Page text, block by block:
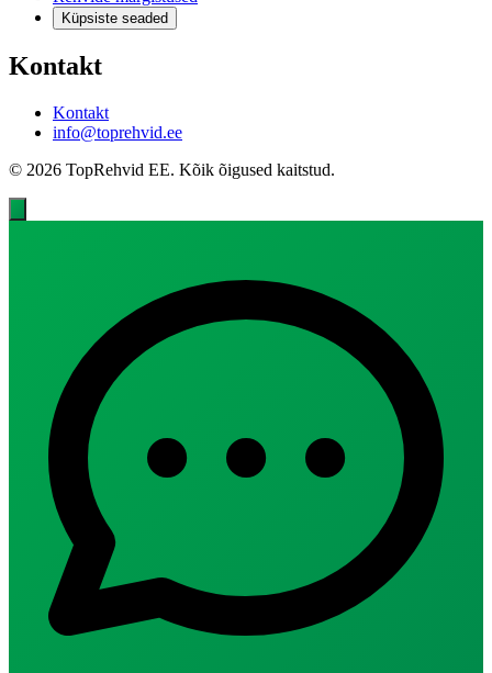
Küpsiste seaded
Kontakt
Kontakt
info@toprehvid.ee
© 2026 TopRehvid EE. Kõik õigused kaitstud.